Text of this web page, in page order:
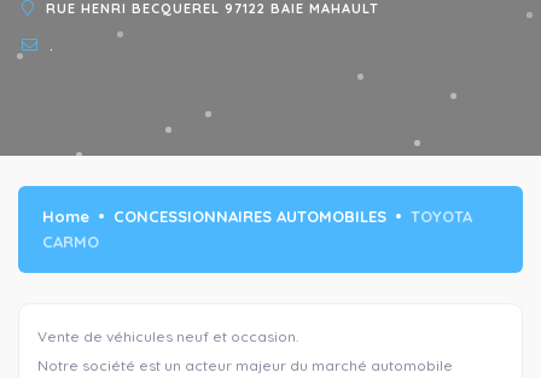
RUE HENRI BECQUEREL 97122 BAIE MAHAULT
.
Home CONCESSIONNAIRES AUTOMOBILES
TOYOTA
CARMO
Vente de véhicules neuf et occasion.
Notre société est un acteur majeur du marché automobile